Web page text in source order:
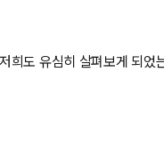
희도 유심히 살펴보게 되었